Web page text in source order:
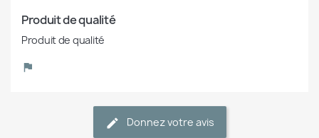
Produit de qualité
Produit de qualité
Donnez votre avis